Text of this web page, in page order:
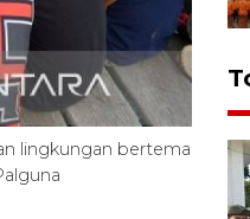
lingkungan bertema